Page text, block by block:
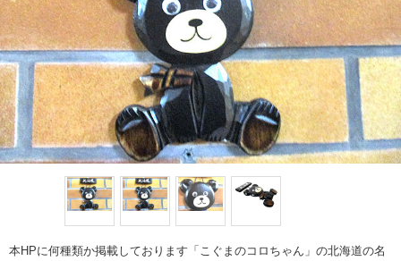
本HPに何種類か掲載しております「こぐまのコロちゃん」の北海道の名